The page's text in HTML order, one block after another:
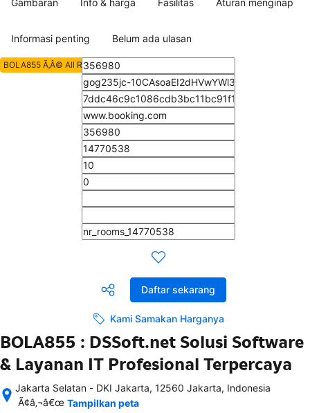
Gambaran Info & harga Fasilitas Aturan menginap
Informasi penting Belum ada ulasan
Daftar sekarang
Kami Samakan Harganya
BOLA855 Ã‚Â© All Rights Reserved
BOLA855 : DSSoft.net Solusi Software
& Layanan IT Profesional Terpercaya
Jakarta Selatan - DKI Jakarta, 12560 Jakarta, Indonesia
Setelah
Ã¢â‚¬â€œ Tampilkan peta